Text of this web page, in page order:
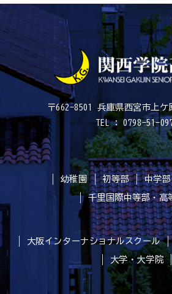
〒662-8501 兵庫県西宮市上ケ
TEL : 0798-51-
幼稚園 初等部 中学部
千里国際中等部・高
大阪インターナショナルスクール
大学・大学院